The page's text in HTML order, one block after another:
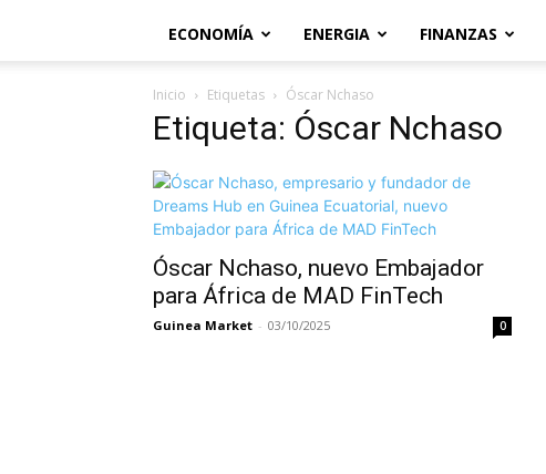
ECONOMÍA ENERGIA FINANZAS
Inicio Etiquetas Óscar Nchaso
Etiqueta: Óscar Nchaso
Óscar Nchaso, nuevo Embajador
para África de MAD FinTech
Guinea Market - 03/10/2025 0